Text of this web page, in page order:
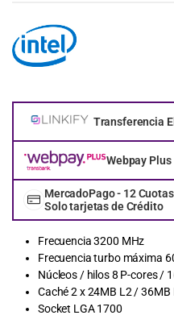
Transferencia
Webpay Plus
MercadoPago - 12
Solo tarjetas de Crédito
Frecuencia 3200 MHz
Frecuencia turbo máxima
Núcleos / hilos 8 P-cores /
Caché 2 x 24MB L2 / 36MB
Socket LGA 1700